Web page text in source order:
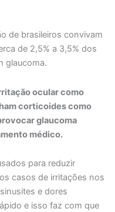
de brasileiros convivam
de 2,5% a 3,5% dos
glaucoma.
ocular como
corticoides como
glaucoma
médico.
para reduzir
casos de irritações nos
e dores
e isso faz com que